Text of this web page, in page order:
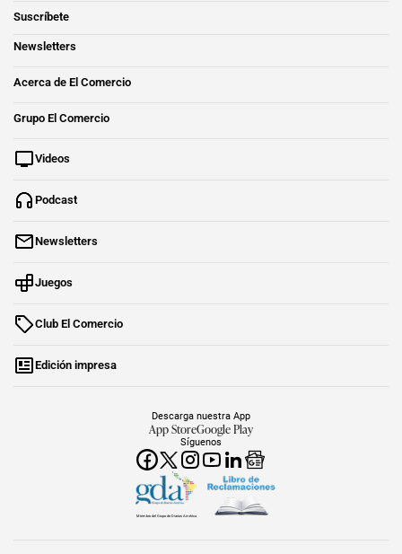
Suscríbete
Newsletters
Acerca de El Comercio
Grupo El Comercio
Videos
Podcast
Newsletters
Juegos
Club El Comercio
Edición impresa
Síguenos
Descarga nuestra App
App StoreGoogle Play
Miembro del Grupo de Diarios América